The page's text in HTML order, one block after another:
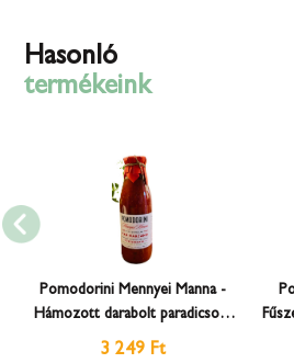
Hasonló
termékeink
Pomodorini Mennyei Manna -
Hámozott darabolt paradicsom
fűszerekkel 700g
3 249 Ft